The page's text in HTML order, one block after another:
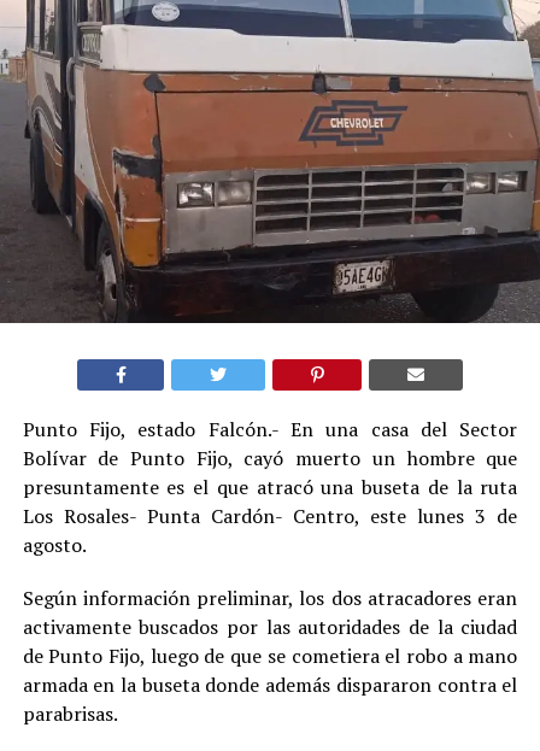
Punto Fijo, estado Falcón.- En una casa del Sector
Bolívar de Punto Fijo, cayó muerto un hombre que
presuntamente es el que atracó una buseta de la ruta
Los Rosales- Punta Cardón- Centro, este lunes 3 de
agosto.
Según información preliminar, los dos atracadores eran
activamente buscados por las autoridades de la ciudad
de Punto Fijo, luego de que se cometiera el robo a mano
armada en la buseta donde además dispararon contra el
parabrisas.